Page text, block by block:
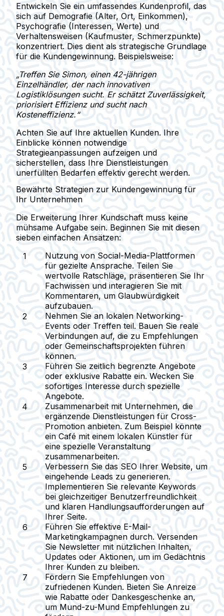
Entwickeln Sie ein umfassendes Kundenprofil, das
sich auf Demografie (Alter, Ort, Einkommen),
Psychografie (Interessen, Werte) und
Verhaltensweisen (Kaufmuster, Schmerzpunkte)
konzentriert. Dies dient als strategische Grundlage
für die Kundengewinnung. Beispielsweise:
„Treffen Sie Simon, einen 42-jährigen
Einzelhändler, der nach innovativen
Logistiklösungen sucht. Er schätzt Zuverlässigkeit,
priorisiert Effizienz und sucht nach
Kosteneffizienz.“
Achten Sie auf Ihre aktuellen Kunden. Ihre
Einblicke können notwendige
Strategieanpassungen aufzeigen und
sicherstellen, dass Ihre Dienstleistungen
unerfüllten Bedarfen effektiv gerecht werden.
Bewährte Strategien zur Kundengewinnung für
Ihr Unternehmen
Die Erweiterung Ihrer Kundschaft muss keine
mühsame Aufgabe sein. Beginnen Sie mit diesen
sieben einfachen Ansätzen:
Nutzung von Social-Media-Plattformen
für gezielte Ansprache. Teilen Sie
wertvolle Ratschläge, präsentieren Sie Ihr
Fachwissen und interagieren Sie mit
Kommentaren, um Glaubwürdigkeit
aufzubauen.
Nehmen Sie an lokalen Networking-
Events oder Treffen teil. Bauen Sie reale
Verbindungen auf, die zu Empfehlungen
oder Gemeinschaftsprojekten führen
können.
Führen Sie zeitlich begrenzte Angebote
oder exklusive Rabatte ein. Wecken Sie
sofortiges Interesse durch spezielle
Angebote.
Zusammenarbeit mit Unternehmen, die
ergänzende Dienstleistungen für Cross-
Promotion anbieten. Zum Beispiel könnte
ein Café mit einem lokalen Künstler für
eine spezielle Veranstaltung
zusammenarbeiten.
Verbessern Sie das SEO Ihrer Website, um
eingehende Leads zu generieren.
Implementieren Sie relevante Keywords
bei gleichzeitiger Benutzerfreundlichkeit
und klaren Handlungsaufforderungen auf
Ihrer Seite.
Führen Sie effektive E-Mail-
Marketingkampagnen durch. Versenden
Sie Newsletter mit nützlichen Inhalten,
Updates oder Aktionen, um im Gedächtnis
Ihrer Kunden zu bleiben.
Fördern Sie Empfehlungen von
zufriedenen Kunden. Bieten Sie Anreize
wie Rabatte oder Dankesgeschenke an,
um Mund-zu-Mund Empfehlungen zu